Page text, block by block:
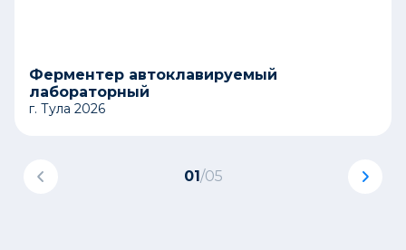
Ферментер автоклавируемый
лабораторный
г. Тула 2026
01 /05